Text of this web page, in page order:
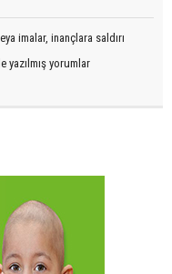
imalar, inançlara saldırı
yazılmış yorumlar